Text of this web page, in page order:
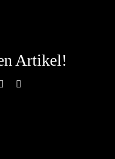
Artikel!
Xing